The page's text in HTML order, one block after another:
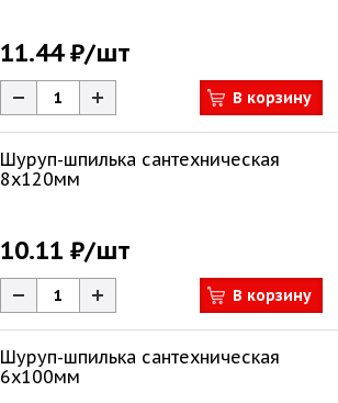
11.44 ₽/шт
В корзину
Шуруп-шпилька сантехническая
8х120мм
10.11 ₽/шт
В корзину
Шуруп-шпилька сантехническая
6х100мм